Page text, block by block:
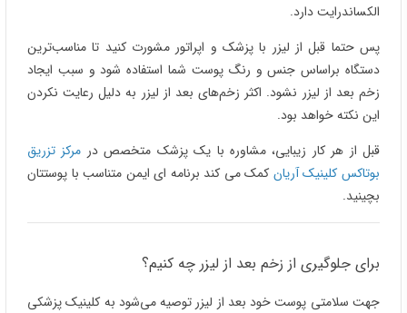
الکساندرایت دارد.
پس حتما قبل از لیزر با پزشک و اپراتور مشورت کنید تا مناسب‌ترین
دستگاه براساس جنس و رنگ پوست شما استفاده شود و سبب ایجاد
زخم بعد از لیزر نشود. اکثر زخم‌های بعد از لیزر به دلیل رعایت نکردن
این نکته خواهد بود.
قبل از هر کار زیبایی، مشاوره با یک پزشک متخصص در مرکز تزریق
بوتاکس کلینیک آریان کمک می‌ کند برنامه‌ ای ایمن متناسب با پوستتان
بچینید.
برای جلوگیری از زخم بعد از لیزر چه کنیم؟
جهت سلامتی پوست خود بعد از لیزر توصیه می‌شود به کلینیک پزشکی